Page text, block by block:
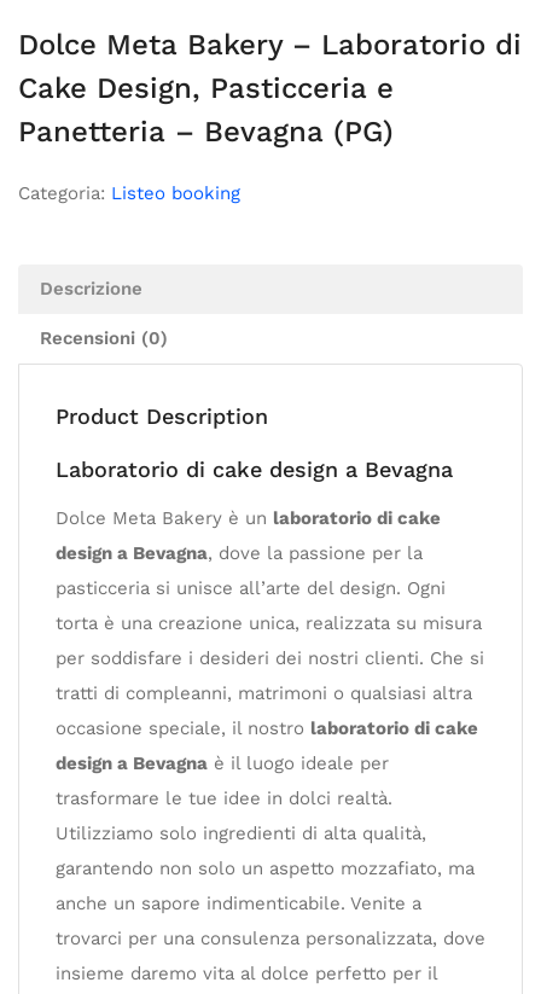
Dolce Meta Bakery – Laboratorio di
Cake Design, Pasticceria e
Panetteria – Bevagna (PG)
Categoria: Listeo booking
Descrizione
Recensioni (0)
Product Description
Laboratorio di cake design a Bevagna
Dolce Meta Bakery è un laboratorio di cake
design a Bevagna, dove la passione per la
pasticceria si unisce all’arte del design. Ogni
torta è una creazione unica, realizzata su misura
per soddisfare i desideri dei nostri clienti. Che si
tratti di compleanni, matrimoni o qualsiasi altra
occasione speciale, il nostro laboratorio di cake
design a Bevagna è il luogo ideale per
trasformare le tue idee in dolci realtà.
Utilizziamo solo ingredienti di alta qualità,
garantendo non solo un aspetto mozzafiato, ma
anche un sapore indimenticabile. Venite a
trovarci per una consulenza personalizzata, dove
insieme daremo vita al dolce perfetto per il